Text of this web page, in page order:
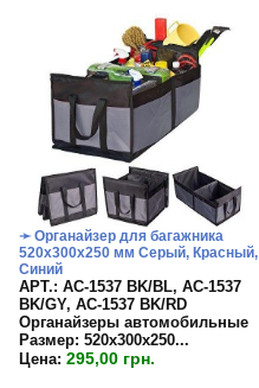
➛ Органайзер для багажника
520х300х250 мм Серый, Красный,
Синий
APT.: АС-1537 BK/BL, АС-1537
BK/GY, АС-1537 BK/RD
Органайзеры автомобильные
Размер: 520х300х250...
Цена: 295,00 грн.